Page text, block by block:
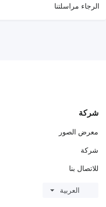
الرجاء مراسلتنا
شركة
معرض الصور
شركة
للاتصال بنا
العربية